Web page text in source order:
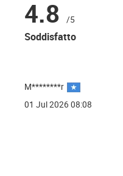
4.8 /5
Soddisfatto
M********r
01 Jul 2026 08:08